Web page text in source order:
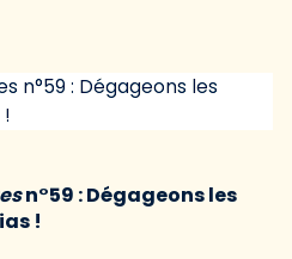
n°59 : Dégageons les
!